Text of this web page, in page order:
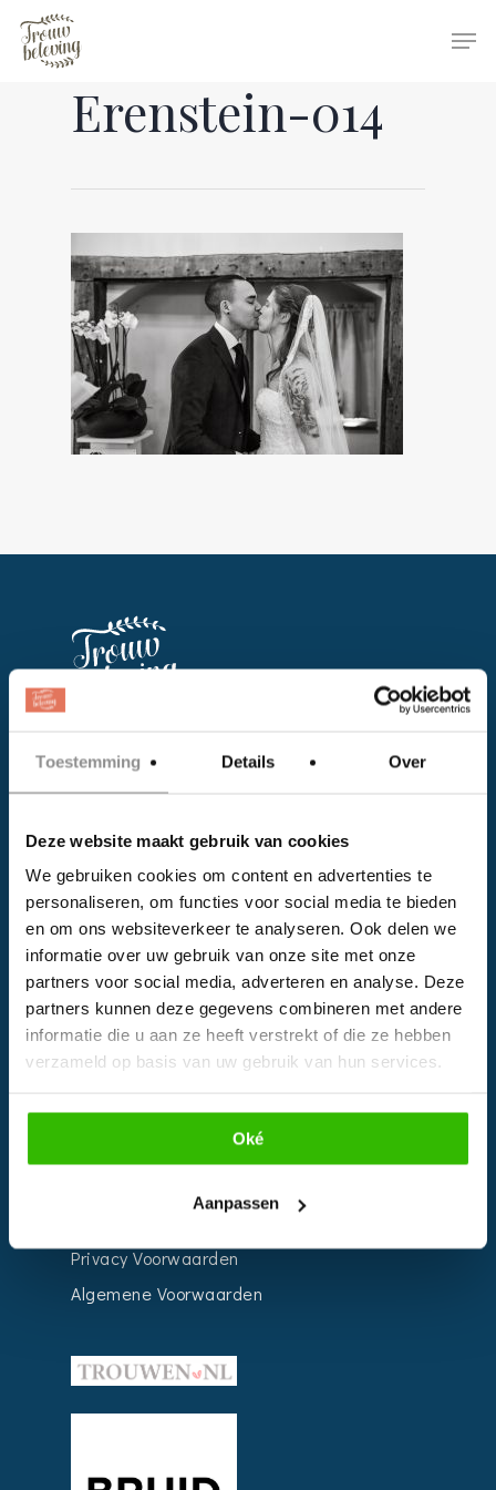
Toestemming Details Over
Deze website maakt gebruik van cookies
We gebruiken cookies om content en advertenties te
personaliseren, om functies voor social media te bieden
en om ons websiteverkeer te analyseren. Ook delen we
informatie over uw gebruik van onze site met onze
partners voor social media, adverteren en analyse. Deze
partners kunnen deze gegevens combineren met andere
informatie die u aan ze heeft verstrekt of die ze hebben
verzameld op basis van uw gebruik van hun services.
Oké
Aanpassen
Hit enter to search or ESC to close
Erenstein-014
Facebook
Instagram
EVENTS
Kalender
Bedrijven
Impressie
Weddingplanner
Privacy Voorwaarden
Algemene Voorwaarden